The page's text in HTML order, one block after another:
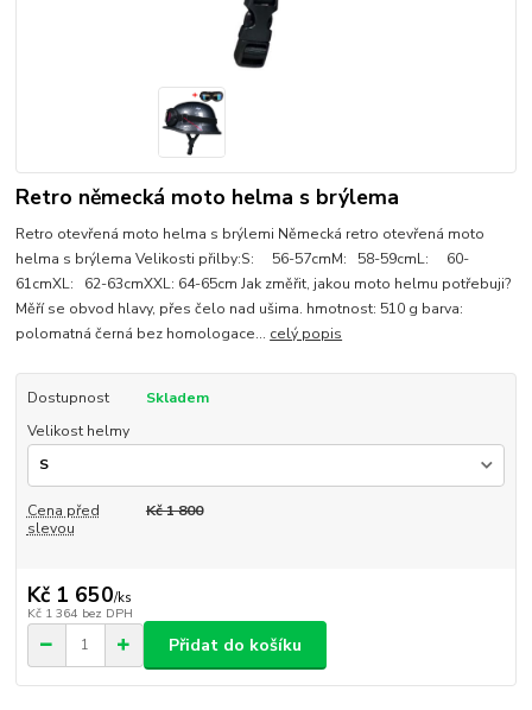
Retro německá moto helma s brýlema
Retro otevřená moto helma s brýlemi Německá retro otevřená moto
helma s brýlema Velikosti přilby:S: 56-57cmM: 58-59cmL: 60-
61cmXL: 62-63cmXXL: 64-65cm Jak změřit, jakou moto helmu potřebuji?
Měří se obvod hlavy, přes čelo nad ušima. hmotnost: 510 g barva:
polomatná černá bez homologace... celý popis
Dostupnost
Skladem
Velikost helmy
Cena před
slevou
Kč 1 800
Kč 1 650/ks
Kč 1 364 bez DPH
Přidat do košíku